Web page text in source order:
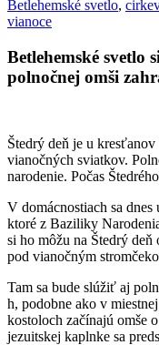
Betlehemské svetlo, cirkev
vianoce
Betlehemské svetlo
polnočnej omši
Štedrý deň je u
vianočných sviatkov.
narodenie. Počas
V domácnostiach sa
ktoré z Baziliky
si ho môžu na Štedrý
pod vianočným
Tam sa bude slúžiť aj
h, podobne ako v
kostoloch začínajú omše
jezuitskej kaplnke sa